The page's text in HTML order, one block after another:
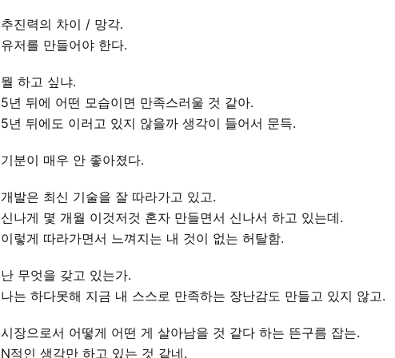
추진력의 차이 / 망각.
유저를 만들어야 한다.
뭘 하고 싶냐.
5년 뒤에 어떤 모습이면 만족스러울 것 같아.
5년 뒤에도 이러고 있지 않을까 생각이 들어서 문득.
기분이 매우 안 좋아졌다.
개발은 최신 기술을 잘 따라가고 있고.
신나게 몇 개월 이것저것 혼자 만들면서 신나서 하고 있는데.
이렇게 따라가면서 느껴지는 내 것이 없는 허탈함.
난 무엇을 갖고 있는가.
나는 하다못해 지금 내 스스로 만족하는 장난감도 만들고 있지 않고.
시장으로서 어떻게 어떤 게 살아남을 것 같다 하는 뜬구름 잡는.
N적인 생각만 하고 있는 것 같네.